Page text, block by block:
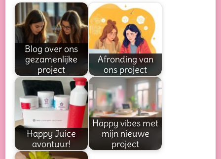
Blog over ons
gezamenlijke
project
Afronding van
ons project
Happy Juice
avontuur!
Happy vibes met
mijn nieuwe
project